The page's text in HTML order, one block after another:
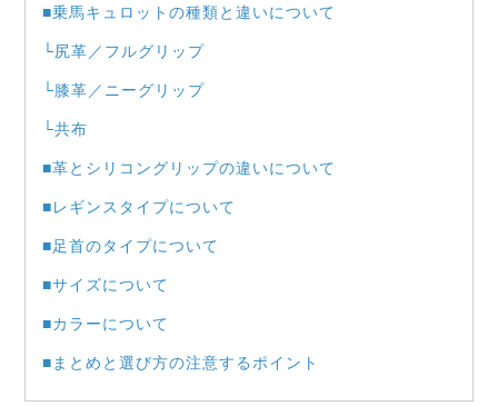
■乗馬キュロットの種類と違いについて
└尻革／フルグリップ
└膝革／ニーグリップ
└共布
■革とシリコングリップの違いについて
■レギンスタイプについて
■足首のタイプについて
■サイズについて
■カラーについて
■まとめと選び方の注意するポイント